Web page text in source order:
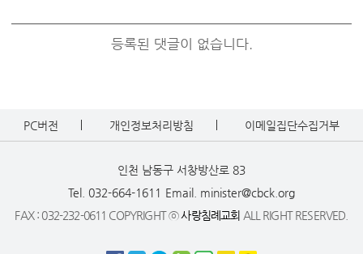
등록된 댓글이 없습니다.
PC버전 개인정보처리방침 이메일집단수집거부
인천 남동구 서창방산로 83
Tel. 032-664-1611 Email. minister@cbck.org
FAX : 032-232-0611 COPYRIGHT ⓒ사랑침례교회 ALL RIGHT RESERVED.